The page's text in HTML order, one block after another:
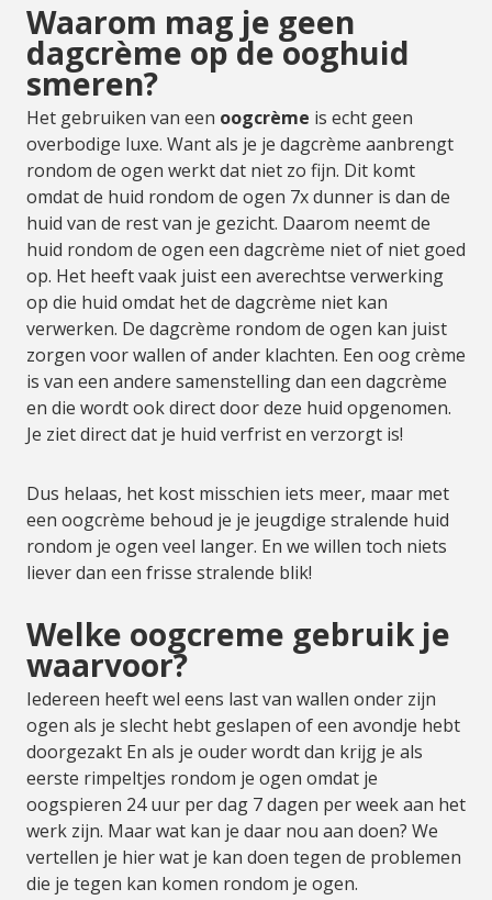
Waarom mag je geen
dagcrème op de ooghuid
smeren?
Het gebruiken van een oogcrème is echt geen
overbodige luxe. Want als je je dagcrème aanbrengt
rondom de ogen werkt dat niet zo fijn. Dit komt
omdat de huid rondom de ogen 7x dunner is dan de
huid van de rest van je gezicht. Daarom neemt de
huid rondom de ogen een dagcrème niet of niet goed
op. Het heeft vaak juist een averechtse verwerking
op die huid omdat het de dagcrème niet kan
verwerken. De dagcrème rondom de ogen kan juist
zorgen voor wallen of ander klachten. Een oog crème
is van een andere samenstelling dan een dagcrème
en die wordt ook direct door deze huid opgenomen.
Je ziet direct dat je huid verfrist en verzorgt is!
Dus helaas, het kost misschien iets meer, maar met
een oogcrème behoud je je jeugdige stralende huid
rondom je ogen veel langer. En we willen toch niets
liever dan een frisse stralende blik!
Welke oogcreme gebruik je
waarvoor?
Iedereen heeft wel eens last van wallen onder zijn
ogen als je slecht hebt geslapen of een avondje hebt
doorgezakt En als je ouder wordt dan krijg je als
eerste rimpeltjes rondom je ogen omdat je
oogspieren 24 uur per dag 7 dagen per week aan het
werk zijn. Maar wat kan je daar nou aan doen? We
vertellen je hier wat je kan doen tegen de problemen
die je tegen kan komen rondom je ogen.